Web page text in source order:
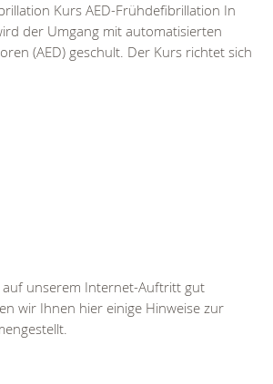
Kurs AED-Frühdefibrillation In
der Umgang mit automatisierten
(AED) geschult. Der Kurs richtet sich
auf unserem Internet-Auftritt gut
wir Ihnen hier einige Hinweise zur